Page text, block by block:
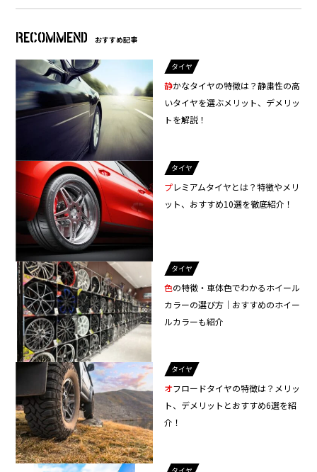
RECOMMEND おすすめ記事
タイヤ
静かなタイヤの特徴は？静粛性の高
いタイヤを選ぶメリット、デメリッ
トを解説！
タイヤ
プレミアムタイヤとは？特徴やメリ
ット、おすすめ10選を徹底紹介！
タイヤ
色の特徴・車体色でわかるホイール
カラーの選び方｜おすすめのホイー
ルカラーも紹介
タイヤ
オフロードタイヤの特徴は？メリッ
ト、デメリットとおすすめ6選を紹
介！